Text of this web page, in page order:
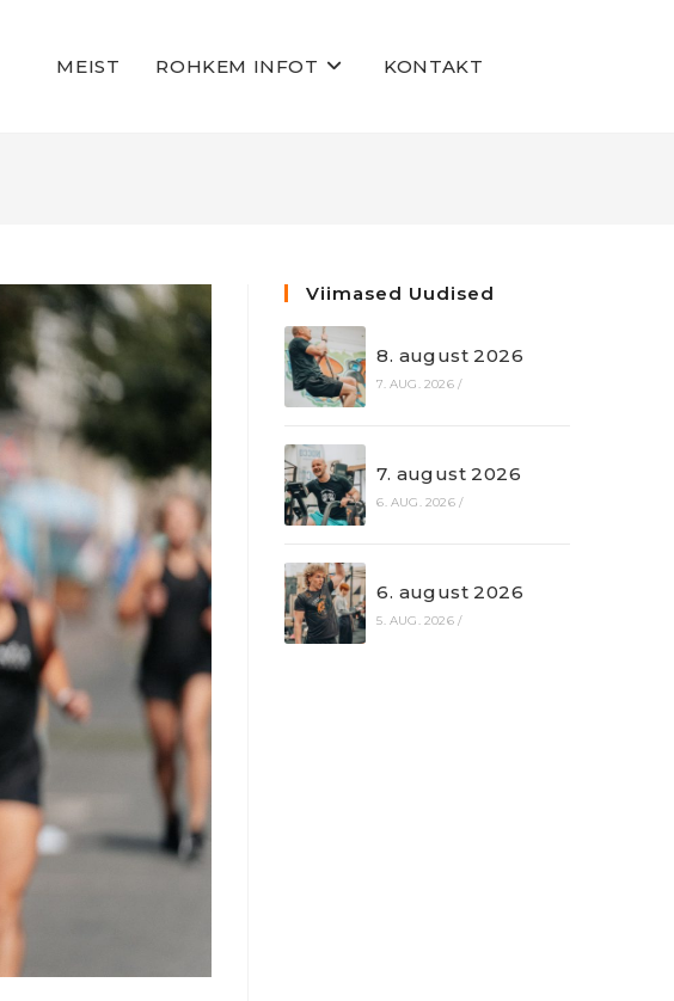
MEIST ROHKEM INFOT KONTAKT
Viimased Uudised
8. august 2026
7. AUG. 2026 /
7. august 2026
6. AUG. 2026 /
6. august 2026
5. AUG. 2026 /